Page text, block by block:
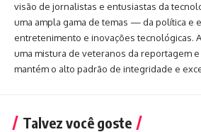
visão de jornalistas e entusiastas da
uma ampla gama de temas — da política e
entretenimento e inovações tecnológicas.
uma mistura de veteranos da reportagem
mantém o alto padrão de integridade e
Talvez você goste